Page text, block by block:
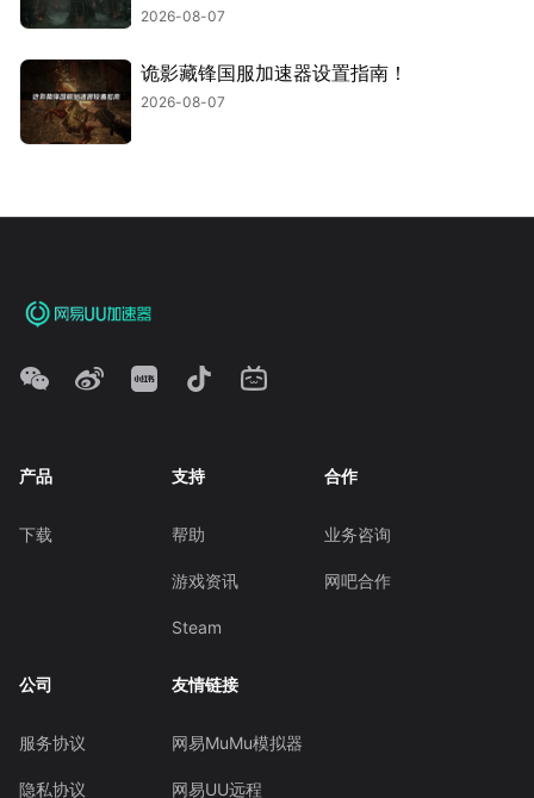
2026-08-07
诡影藏锋国服加速器设置指南！
2026-08-07
产品
下载
支持
帮助
游戏资讯
Steam
合作
业务咨询
网吧合作
公司
服务协议
隐私协议
友情链接
网易MuMu模拟器
网易UU远程